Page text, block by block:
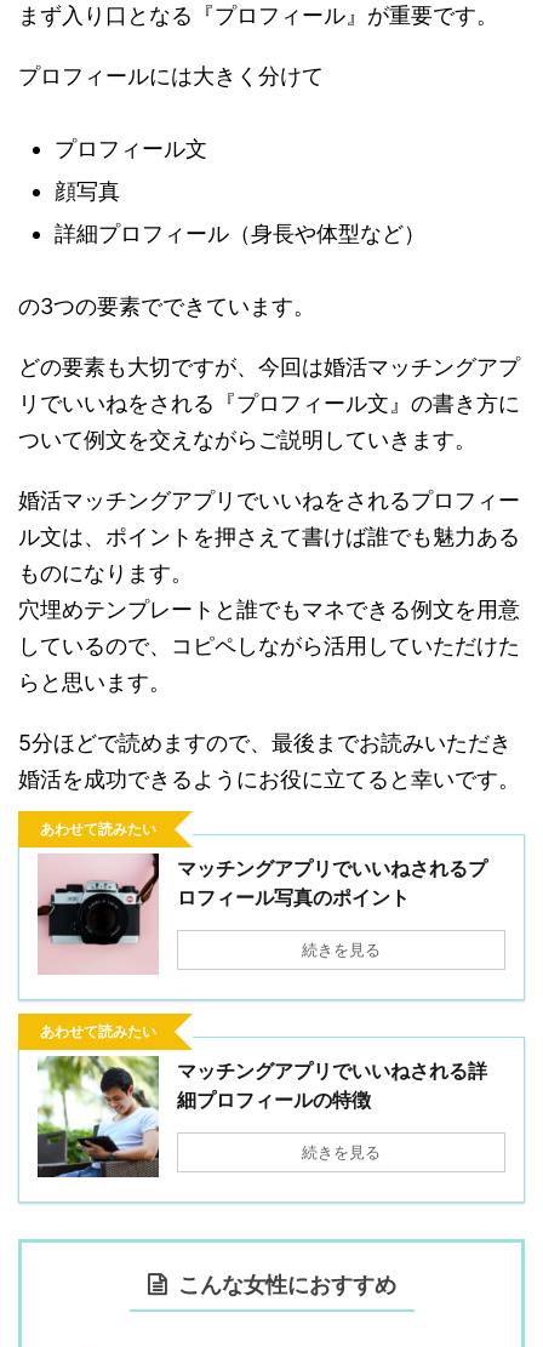
まず入り口となる『プロフィール』が重要です。
プロフィールには大きく分けて
プロフィール文
顔写真
詳細プロフィール（身長や体型など）
の3つの要素でできています。
どの要素も大切ですが、今回は婚活マッチングアプ
リでいいねをされる『プロフィール文』の書き方に
ついて例文を交えながらご説明していきます。
婚活マッチングアプリでいいねをされるプロフィー
ル文は、ポイントを押さえて書けば誰でも魅力ある
ものになります。
穴埋めテンプレートと誰でもマネできる例文を用意
しているので、コピペしながら活用していただけた
らと思います。
5分ほどで読めますので、最後までお読みいただき
婚活を成功できるようにお役に立てると幸いです。
あわせて読みたい
マッチングアプリでいいねされるプ
ロフィール写真のポイント
続きを見る
あわせて読みたい
マッチングアプリでいいねされる詳
細プロフィールの特徴
続きを見る
こんな女性におすすめ